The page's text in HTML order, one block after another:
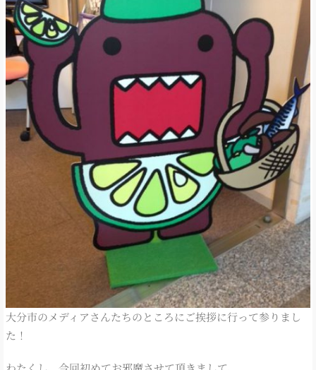
大分市のメディアさんたちのところにご挨拶に行って参りまし
た！